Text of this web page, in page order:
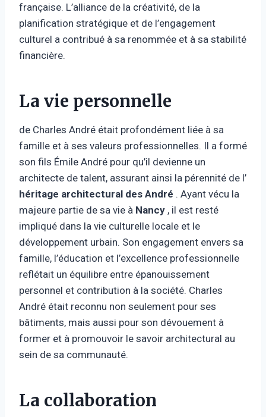
française. L’alliance de la créativité, de la
planification stratégique et de l’engagement
culturel a contribué à sa renommée et à sa stabilité
financière.
La vie personnelle
de Charles André était profondément liée à sa
famille et à ses valeurs professionnelles. Il a formé
son fils Émile André pour qu’il devienne un
architecte de talent, assurant ainsi la pérennité de l’
héritage architectural des André . Ayant vécu la
majeure partie de sa vie à Nancy , il est resté
impliqué dans la vie culturelle locale et le
développement urbain. Son engagement envers sa
famille, l’éducation et l’excellence professionnelle
reflétait un équilibre entre épanouissement
personnel et contribution à la société. Charles
André était reconnu non seulement pour ses
bâtiments, mais aussi pour son dévouement à
former et à promouvoir le savoir architectural au
sein de sa communauté.
La collaboration